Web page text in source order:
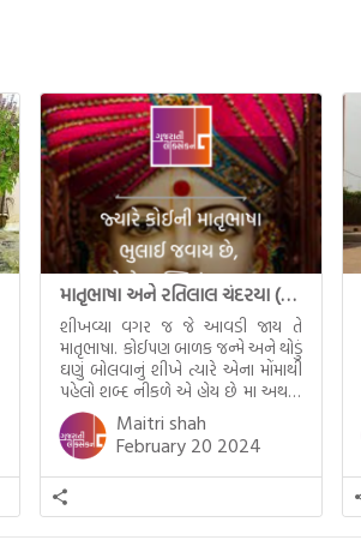
માતૃભાષા અને રતિલાલ ચંદરયા (Ratilal Chandaria)
શીખવ્યા વગર જ જે આવડી જાય તે
માતૃભાષા. કોઈપણ બાળક જન્મે અને થોડું
ઘણું બોલવાનું શીખે ત્યારે એના મોંમાથી
પહેલો શબ્દ નીકળે એ હોય છે મા અથવા
મમ એટલે કે ખાવાનું. વળી આપણે
બાળકને સૂવડાવવા માટે જે ગીત કે
હાલરડાં ગાઈએ છીએ તે પણ આપણે
ગુજરાતીમાં જ ગાઈએ છીએ અંગ્રેજી ગીતો
નથી ગાતા. આમ બાળકને […]
Maitri shah
February 20 2024